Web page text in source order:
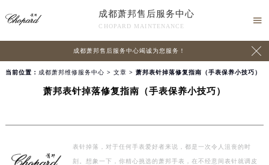
成都萧邦售后服务中心
CHOPARD MAINTENANCE

成都萧邦售后服务中心竭诚为您服务！ 
当前位置： 成都萧邦维修服务中心 > 文章 > 萧邦表针掉落修复指南（手表保养小技巧）
萧邦表针掉落修复指南（手表保养小技巧）
表针掉落，对于任何手表爱好者来说，都是一次令人沮丧的时
刻。想象一下，你精心挑选的萧邦手表，在不经意间表针就调皮